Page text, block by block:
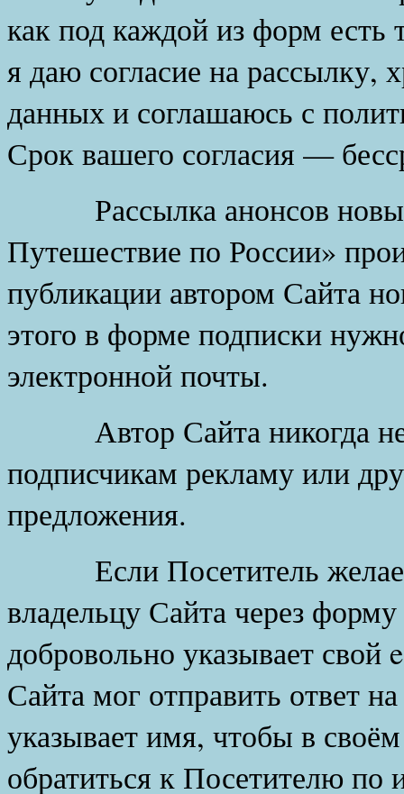
как под каждой из форм
я даю согласие на рассылку,
данных и соглашаюсь с
Срок вашего согласия —
Рассылка анонсов новых
Путешествие по России»
публикации автором Сайта
этого в форме подписки
электронной почты.
Автор Сайта никогда не
подписчикам рекламу или
предложения.
Если Посетитель желает
владельцу Сайта через
добровольно указывает свой
Сайта мог отправить ответ
указывает имя, чтобы в
обратиться к Посетителю по